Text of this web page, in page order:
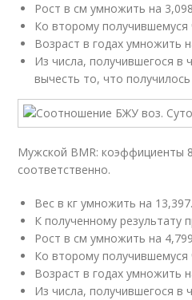
Рост в см умножить на
Ко второму получившемуся
Возраст в годах умножить
Из числа, получившегося в
вычесть то, что
Мужской BMR: коэффициенты
соответственно.
Вес в кг умножить на 13,397.
К полученному результату
Рост в см умножить на
Ко второму получившемуся
Возраст в годах умножить
Из числа, получившегося в